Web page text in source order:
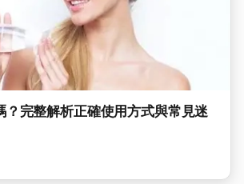
？完整解析正確使用方式與常見迷